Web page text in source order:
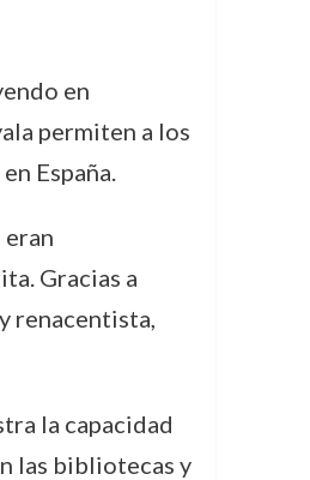
en
permiten a los
España.
Gracias a
renacentista,
la capacidad
las bibliotecas y